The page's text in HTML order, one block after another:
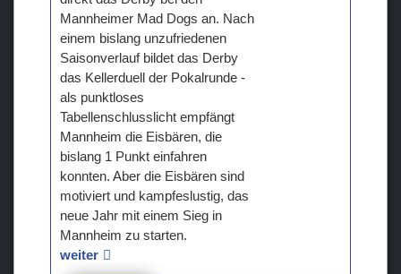
Mannheimer Mad Dogs an. Nach
einem bislang unzufriedenen
Saisonverlauf bildet das Derby
das Kellerduell der Pokalrunde -
als punktloses
Tabellenschlusslicht empfängt
Mannheim die Eisbären, die
bislang 1 Punkt einfahren
konnten. Aber die Eisbären sind
motiviert und kampfeslustig, das
neue Jahr mit einem Sieg in
Mannheim zu starten.
weiter